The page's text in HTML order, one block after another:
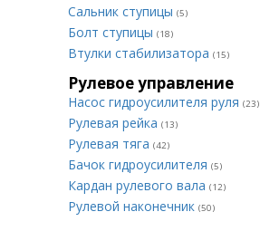
Сальник ступицы (5)
Болт ступицы (18)
Втулки стабилизатора (15)
Рулевое управление
Насос гидроусилителя руля (23)
Рулевая рейка (13)
Рулевая тяга (42)
Бачок гидроусилителя (5)
Кардан рулевого вала (12)
Рулевой наконечник (50)